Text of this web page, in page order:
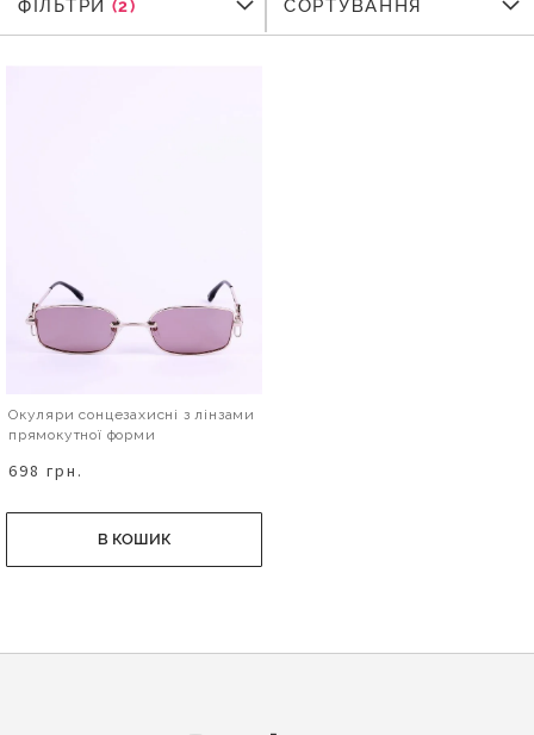
Окуляри сонцезахисні з лінзами
прямокутної форми
698 грн.
В КОШИК
ФІЛЬТРИ
ФІЛЬТРИ СОРТУВАННЯ